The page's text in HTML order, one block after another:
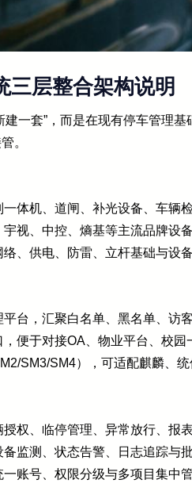
三层整合架构说明
建一套”，而是在现有停车管理
。
体机、道闸、补光设备、车辆
视、中控、熵基等主流品牌设
、供电、防雷、立杆基础与设
台，汇聚白名单、黑名单、访
便于对接OA、物业平台、校园
SM3/SM4），可适配麒麟、
权、临停管理、异常放行、报
监测、状态告警、日志追踪与
账号、权限分级与多项目集中